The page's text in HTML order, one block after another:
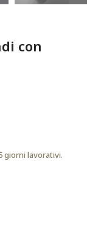
con
giorni lavorativi.